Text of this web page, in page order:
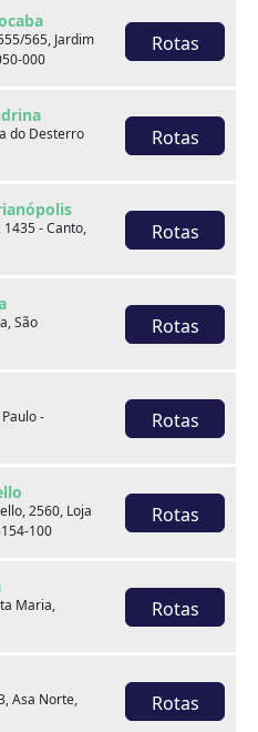
565, Jardim
000
Rotas
do Desterro
Rotas
- Canto,
Rotas
São
Rotas
-
Rotas
2560, Loja
100
Rotas
Maria,
Rotas
Asa Norte,
Rotas
VENHAM NOS
ESTADO COM
CAOA, LAUDO CAUTELAR
BANCOS E AS
APROVAÇÃO DA
PRÓPRIO. VEÍCULO
PARA VENDAS NO ESTADO
PARA OUTRO
POSSÍVEIS ERROS DE
NO DIREITO DE
PREÇO SEM PRÉVIA
de